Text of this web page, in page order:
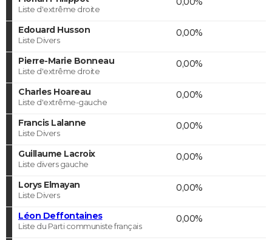
Liste d'extrême droite
Edouard Husson
Liste Divers
0,00%
Pierre-Marie Bonneau
Liste d'extrême droite
0,00%
Charles Hoareau
Liste d'extrême-gauche
0,00%
Francis Lalanne
Liste Divers
0,00%
Guillaume Lacroix
Liste divers gauche
0,00%
Lorys Elmayan
Liste Divers
0,00%
Léon Deffontaines
Liste du Parti communiste français
0,00%